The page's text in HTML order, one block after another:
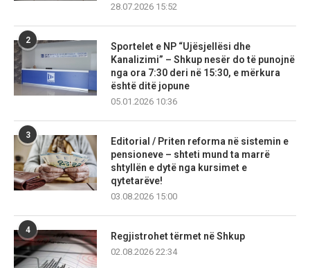
28.07.2026 15:52
2
Sportelet e NP “Ujësjellësi dhe
Kanalizimi” – Shkup nesër do të punojnë
nga ora 7:30 deri në 15:30, e mërkura
është ditë jopune
05.01.2026 10:36
3
Editorial / Priten reforma në sistemin e
pensioneve – shteti mund ta marrë
shtyllën e dytë nga kursimet e
qytetarëve!
03.08.2026 15:00
4
Regjistrohet tërmet në Shkup
02.08.2026 22:34